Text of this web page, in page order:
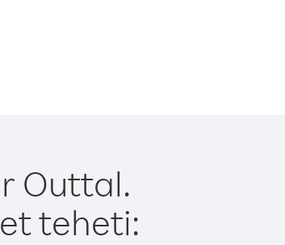
Outtal.
teheti: